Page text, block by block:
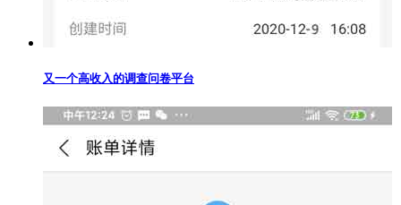
又一个高收入的调查问卷平台